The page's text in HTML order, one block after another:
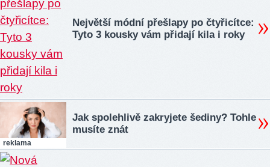
Největší módní přešlapy po čtyřicítce:
Tyto 3 kousky vám přidají kila i roky
reklama
Jak spolehlivě zakryjete šediny? Tohle
musíte znát